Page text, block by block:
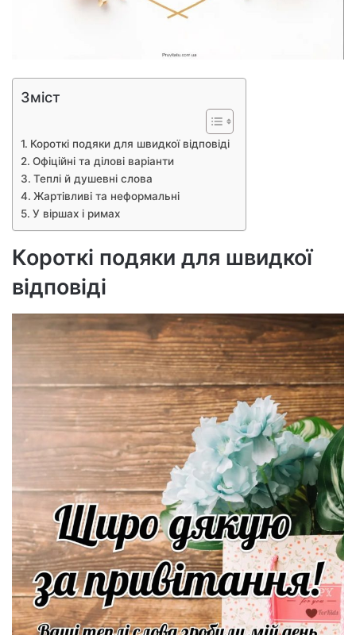
Зміст
Короткі подяки для швидкої відповіді
Офіційні та ділові варіанти
Теплі й душевні слова
Жартівливі та неформальні
У віршах і римах
Короткі подяки для швидкої
відповіді